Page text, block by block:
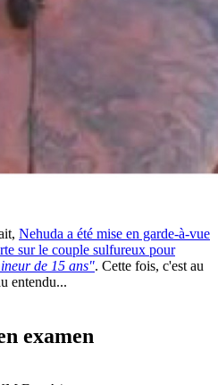
Nehuda a été mise en garde-à-vue
sur le couple sulfureux pour
de 15 ans". Cette fois, c'est au
entendu...
examen